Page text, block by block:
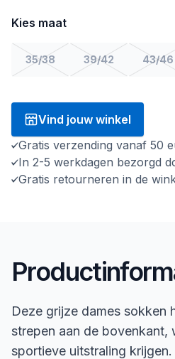
Kies maat
35/38 39/42 43/46
Vind jouw winkel
Gratis verzending vanaf 50
In 2-5 werkdagen bezorgd
Gratis retourneren in de
Deze grijze dames sokken
strepen aan de bovenkant,
sportieve uitstraling